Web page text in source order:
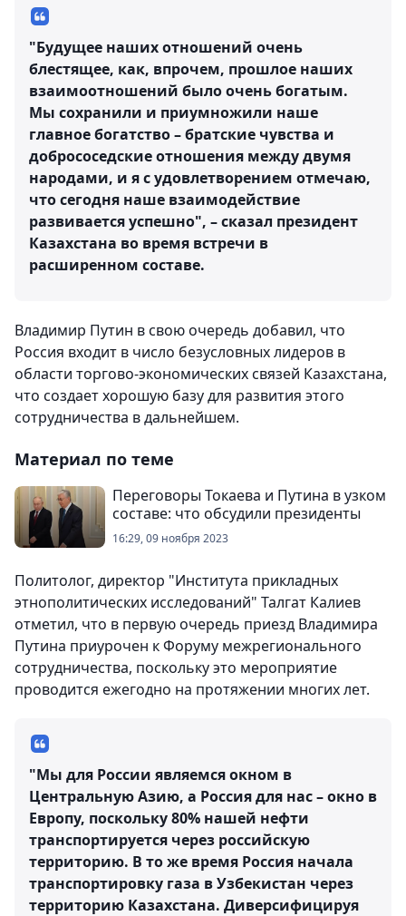
"Будущее наших отношений очень
блестящее, как, впрочем, прошлое наших
взаимоотношений было очень богатым.
Мы сохранили и приумножили наше
главное богатство – братские чувства и
добрососедские отношения между двумя
народами, и я с удовлетворением отмечаю,
что сегодня наше взаимодействие
развивается успешно", – сказал президент
Казахстана во время встречи в
расширенном составе.
Владимир Путин в свою очередь добавил, что
Россия входит в число безусловных лидеров в
области торгово-экономических связей Казахстана,
что создает хорошую базу для развития этого
сотрудничества в дальнейшем.
Материал по теме
Переговоры Токаева и Путина в узком
составе: что обсудили президенты
16:29, 09 ноября 2023
Политолог, директор "Института прикладных
этнополитических исследований" Талгат Калиев
отметил, что в первую очередь приезд Владимира
Путина приурочен к Форуму межрегионального
сотрудничества, поскольку это мероприятие
проводится ежегодно на протяжении многих лет.
"Мы для России являемся окном в
Центральную Азию, а Россия для нас – окно в
Европу, поскольку 80% нашей нефти
транспортируется через российскую
территорию. В то же время Россия начала
транспортировку газа в Узбекистан через
территорию Казахстана. Диверсифицируя